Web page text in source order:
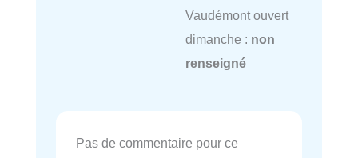
Vaudémont ouvert
dimanche : non
renseigné
Pas de commentaire pour ce